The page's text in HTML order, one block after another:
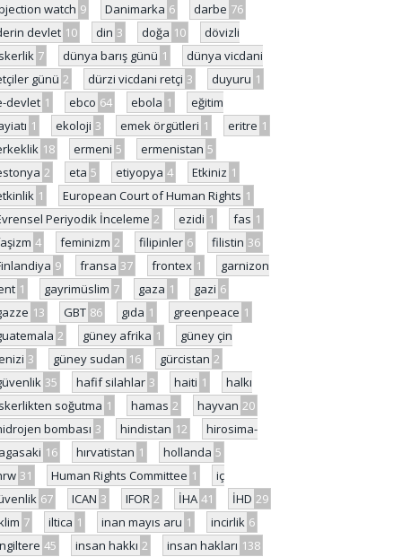
watch 9 Danimarka 6 darbe 76
devlet 10 din 3 doğa 10
dövizli
7 dünya barış günü 1
dünya vicdani
günü 2 dürzi vicdani retçi 3 duyuru 1
devlet 1 ebco 64 ebola 1
eğitim
1 ekoloji 3 emek örgütleri 1 eritre 1
18 ermeni 5 ermenistan 5
2 eta 5 etiyopya 4 Etkiniz 1
1 European Court of Human Rights 1
Periyodik İnceleme 2 ezidi 1 fas 1
4 feminizm 2 filipinler 6 filistin 36
9 fransa 37 frontex 1
garnizon
1 gayrimüslim 7 gaza 1 gazi 6
13 GBT 86 gıda 1 greenpeace 1
2 güney afrika 1
güney çin
3 güney sudan 16 gürcistan 2
35 hafif silahlar 3 haiti 1
halkı
soğutma 1 hamas 2 hayvan 20
bombası 3 hindistan 12
hirosima-
16 hırvatistan 1 hollanda 5
31 Human Rights Committee 1
iç
67 ICAN 3 IFOR 2 İHA 41 İHD 29
7 iltica 1 inan mayıs aru 1 incirlik 6
45 insan hakkı 2 insan hakları 138